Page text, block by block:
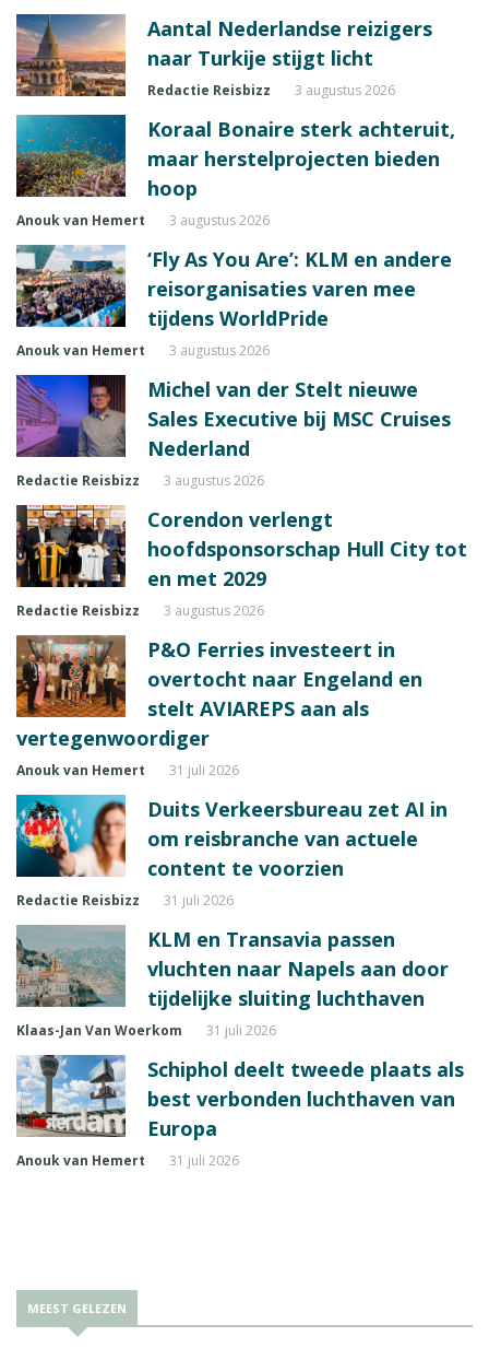
Aantal Nederlandse reizigers
naar Turkije stijgt licht
Redactie Reisbizz 3 augustus 2026
Koraal Bonaire sterk achteruit,
maar herstelprojecten bieden
hoop
Anouk van Hemert 3 augustus 2026
‘Fly As You Are’: KLM en andere
reisorganisaties varen mee
tijdens WorldPride
Anouk van Hemert 3 augustus 2026
Michel van der Stelt nieuwe
Sales Executive bij MSC Cruises
Nederland
Redactie Reisbizz 3 augustus 2026
Corendon verlengt
hoofdsponsorschap Hull City tot
en met 2029
Redactie Reisbizz 3 augustus 2026
P&O Ferries investeert in
overtocht naar Engeland en
stelt AVIAREPS aan als
vertegenwoordiger
Anouk van Hemert 31 juli 2026
Duits Verkeersbureau zet AI in
om reisbranche van actuele
content te voorzien
Redactie Reisbizz 31 juli 2026
KLM en Transavia passen
vluchten naar Napels aan door
tijdelijke sluiting luchthaven
Klaas-Jan Van Woerkom 31 juli 2026
Schiphol deelt tweede plaats als
best verbonden luchthaven van
Europa
Anouk van Hemert 31 juli 2026
MEEST GELEZEN